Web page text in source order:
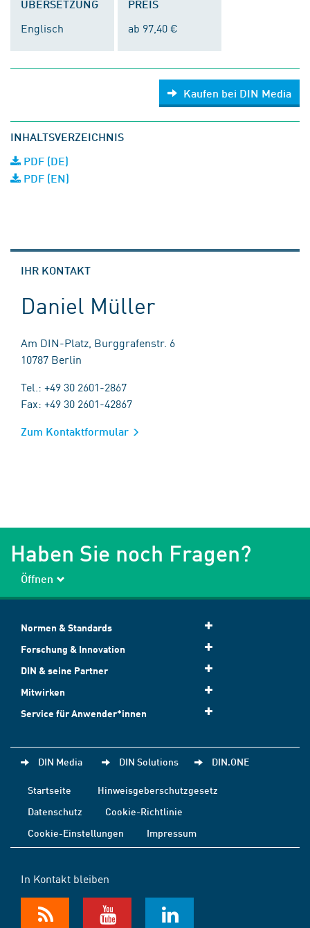
ÜBERSETZUNG
Englisch
PREIS
ab 97,40 €
Kaufen bei DIN Media
INHALTSVERZEICHNIS
PDF (DE)
PDF (EN)
IHR KONTAKT
Daniel Müller
Am DIN-Platz, Burggrafenstr. 6
10787 Berlin
Tel.: +49 30 2601-2867
Fax: +49 30 2601-42867
Zum Kontaktformular
Haben Sie noch Fragen?
Öffnen
Normen & Standards
Forschung & Innovation
DIN & seine Partner
Mitwirken
Service für Anwender*innen
DIN Media DIN Solutions DIN.ONE
Startseite
Hinweisgeberschutzgesetz
Datenschutz
Cookie-Richtlinie
Cookie-Einstellungen
Impressum
In Kontakt bleiben